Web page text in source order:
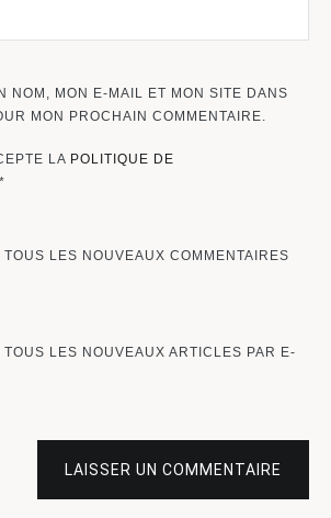
NOM, MON E-MAIL ET MON SITE DANS
MON PROCHAIN COMMENTAIRE.
LA POLITIQUE DE
*
LES NOUVEAUX COMMENTAIRES
LES NOUVEAUX ARTICLES PAR E-
LAISSER UN COMMENTAIRE